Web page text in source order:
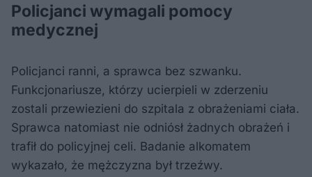
Policjanci wymagali pomocy
medycznej
Policjanci ranni, a sprawca bez szwanku.
Funkcjonariusze, którzy ucierpieli w zderzeniu
zostali przewiezieni do szpitala z obrażeniami ciała.
Sprawca natomiast nie odniósł żadnych obrażeń i
trafił do policyjnej celi. Badanie alkomatem
wykazało, że mężczyzna był trzeźwy.